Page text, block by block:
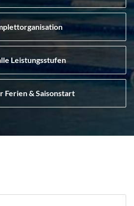
Leistungsstufen
Ferien & Saisonstart